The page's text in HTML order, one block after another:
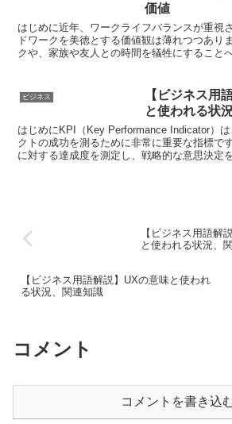
価値
はじめに近年、ワークライフバランスが重視
ドワークを美徳とする価値観は薄れつつあり
クや、家族や友人との時間を犠牲にすること
ビジネス
【ビジネス用
と使われる状
はじめにKPI（Key Performance Indicator）
クトの成功を測るために非常に重要な指標で
に対する達成度を測定し、戦略的な意思決定
【ビジネス用語解
と使われる状況、
【ビジネス用語解説】UXの意味と使われ
る状況、関連知識
コメント
コメントを書き込